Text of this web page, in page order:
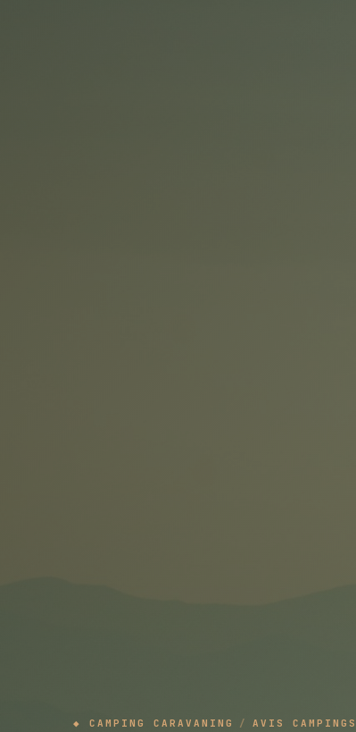
◆ CAMPING CARAVANING / AVIS CAMPINGS